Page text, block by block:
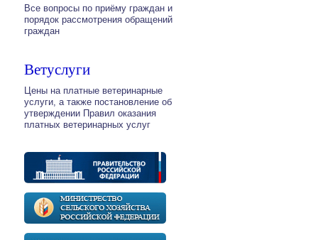
Все вопросы по приёму граждан и
порядок рассмотрения обращений
граждан
Ветуслуги
Цены на платные ветеринарные
услуги, а также постановление об
утверждении Правил оказания
платных ветеринарных услуг